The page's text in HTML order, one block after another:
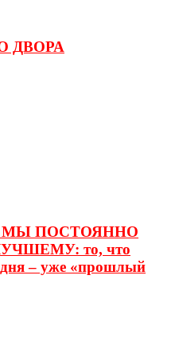
ДВОРА
МЫ ПОСТОЯННО
то, что
– уже «прошлый